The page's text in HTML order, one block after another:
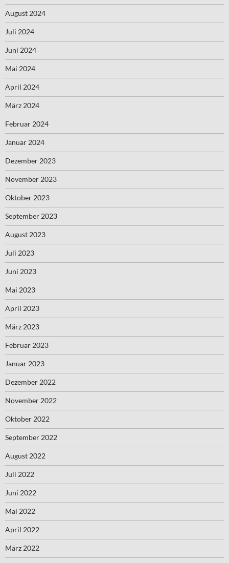
August 2024
Juli 2024
Juni 2024
Mai 2024
April 2024
März 2024
Februar 2024
Januar 2024
Dezember 2023
November 2023
Oktober 2023
September 2023
August 2023
Juli 2023
Juni 2023
Mai 2023
April 2023
März 2023
Februar 2023
Januar 2023
Dezember 2022
November 2022
Oktober 2022
September 2022
August 2022
Juli 2022
Juni 2022
Mai 2022
April 2022
März 2022